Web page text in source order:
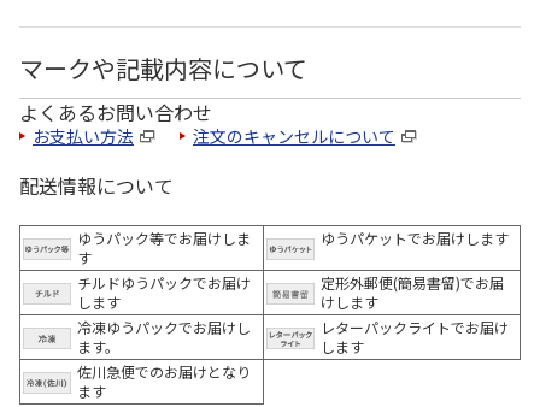
マークや記載内容について
よくあるお問い合わせ
お支払い方法 注文のキャンセルについて
配送情報について
ゆうパック等でお届けしま
す
ゆうパケットでお届けします
チルドゆうパックでお届け
します
定形外郵便(簡易書留)でお届
けします
冷凍ゆうパックでお届けし
ます。
レターパックライトでお届け
します
佐川急便でのお届けとなり
ます